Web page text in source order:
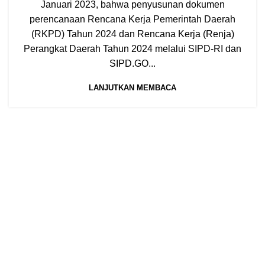
Januari 2023, bahwa penyusunan dokumen
perencanaan Rencana Kerja Pemerintah Daerah
(RKPD) Tahun 2024 dan Rencana Kerja (Renja)
Perangkat Daerah Tahun 2024 melalui SIPD-RI dan
SIPD.GO...
LANJUTKAN MEMBACA